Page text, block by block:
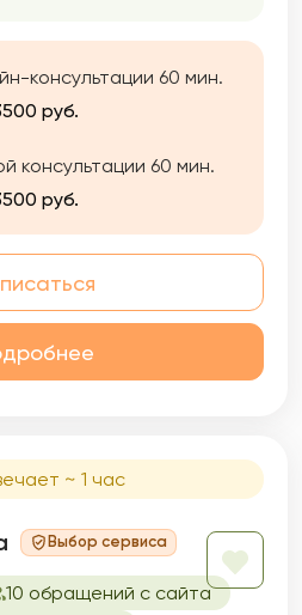
консультации 60 мин.
руб.
консультации 60 мин.
руб.
~ 1 час
Выбор сервиса
10 обращений с сайта